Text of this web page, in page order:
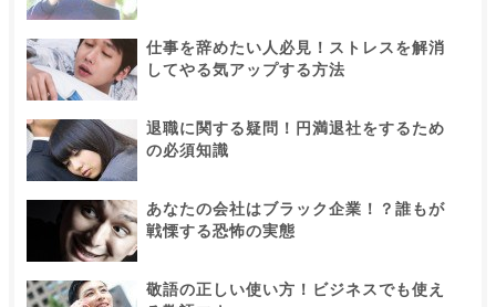
仕事を辞めたい人必見！ストレスを解消
してやる気アップする方法
退職に関する疑問！円満退社をするため
の必須知識
あなたの会社はブラック企業！？誰もが
戦慄する恐怖の実態
敬語の正しい使い方！ビジネスでも使え